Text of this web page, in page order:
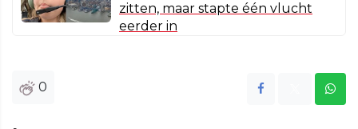
zitten, maar stapte één vlucht
eerder in
0